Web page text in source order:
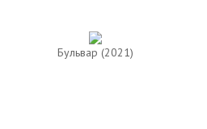
Бульвар (2021)